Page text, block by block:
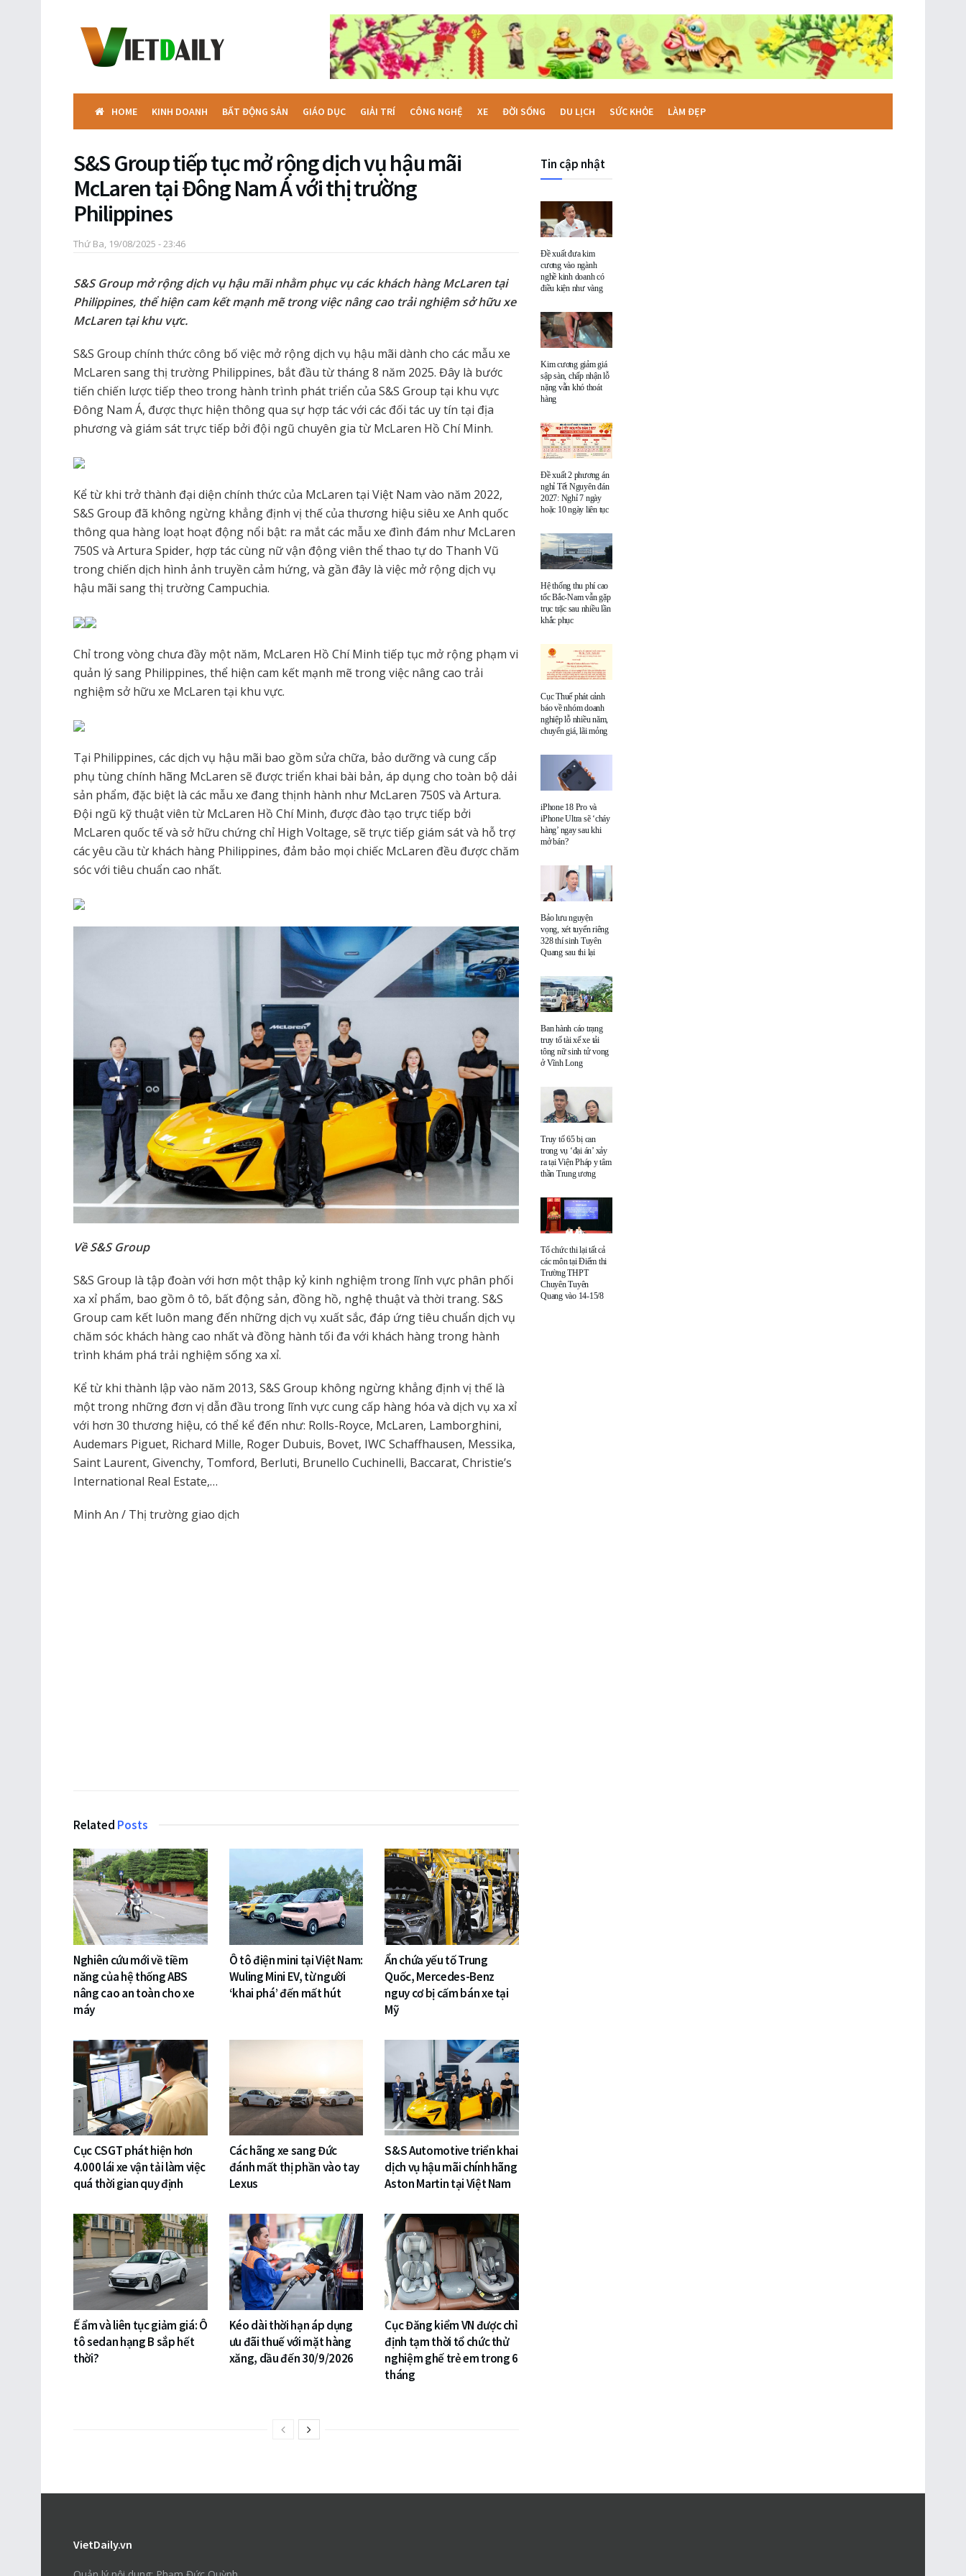
HOME KINH DOANH BẤT ĐỘNG SẢN GIÁO DỤC GIẢI TRÍ CÔNG NGHỆ XE ĐỜI SỐNG DU LỊCH SỨC KHỎE LÀM ĐẸP
S&S Group tiếp tục mở rộng dịch vụ hậu mãi
McLaren tại Đông Nam Á với thị trường
Philippines
Thứ Ba, 19/08/2025 - 23:46
S&S Group mở rộng dịch vụ hậu mãi nhằm phục vụ các khách hàng McLaren tại
Philippines, thể hiện cam kết mạnh mẽ trong việc nâng cao trải nghiệm sở hữu xe
McLaren tại khu vực.
S&S Group chính thức công bố việc mở rộng dịch vụ hậu mãi dành cho các mẫu xe
McLaren sang thị trường Philippines, bắt đầu từ tháng 8 năm 2025. Đây là bước
tiến chiến lược tiếp theo trong hành trình phát triển của S&S Group tại khu vực
Đông Nam Á, được thực hiện thông qua sự hợp tác với các đối tác uy tín tại địa
phương và giám sát trực tiếp bởi đội ngũ chuyên gia từ McLaren Hồ Chí Minh.
Kể từ khi trở thành đại diện chính thức của McLaren tại Việt Nam vào năm 2022,
S&S Group đã không ngừng khẳng định vị thế của thương hiệu siêu xe Anh quốc
thông qua hàng loạt hoạt động nổi bật: ra mắt các mẫu xe đình đám như McLaren
750S và Artura Spider, hợp tác cùng nữ vận động viên thể thao tự do Thanh Vũ
trong chiến dịch hình ảnh truyền cảm hứng, và gần đây là việc mở rộng dịch vụ
hậu mãi sang thị trường Campuchia.
Chỉ trong vòng chưa đầy một năm, McLaren Hồ Chí Minh tiếp tục mở rộng phạm vi
quản lý sang Philippines, thể hiện cam kết mạnh mẽ trong việc nâng cao trải
nghiệm sở hữu xe McLaren tại khu vực.
Tại Philippines, các dịch vụ hậu mãi bao gồm sửa chữa, bảo dưỡng và cung cấp
phụ tùng chính hãng McLaren sẽ được triển khai bài bản, áp dụng cho toàn bộ dải
sản phẩm, đặc biệt là các mẫu xe đang thịnh hành như McLaren 750S và Artura.
Đội ngũ kỹ thuật viên từ McLaren Hồ Chí Minh, được đào tạo trực tiếp bởi
McLaren quốc tế và sở hữu chứng chỉ High Voltage, sẽ trực tiếp giám sát và hỗ trợ
các yêu cầu từ khách hàng Philippines, đảm bảo mọi chiếc McLaren đều được chăm
sóc với tiêu chuẩn cao nhất.
Về S&S Group
S&S Group là tập đoàn với hơn một thập kỷ kinh nghiệm trong lĩnh vực phân phối
xa xỉ phẩm, bao gồm ô tô, bất động sản, đồng hồ, nghệ thuật và thời trang. S&S
Group cam kết luôn mang đến những dịch vụ xuất sắc, đáp ứng tiêu chuẩn dịch vụ
chăm sóc khách hàng cao nhất và đồng hành tối đa với khách hàng trong hành
trình khám phá trải nghiệm sống xa xỉ.
Kể từ khi thành lập vào năm 2013, S&S Group không ngừng khẳng định vị thế là
một trong những đơn vị dẫn đầu trong lĩnh vực cung cấp hàng hóa và dịch vụ xa xỉ
với hơn 30 thương hiệu, có thể kể đến như: Rolls-Royce, McLaren, Lamborghini,
Audemars Piguet, Richard Mille, Roger Dubuis, Bovet, IWC Schaffhausen, Messika,
Saint Laurent, Givenchy, Tomford, Berluti, Brunello Cuchinelli, Baccarat, Christie’s
International Real Estate,…
Minh An / Thị trường giao dịch
Related Posts
Nghiên cứu mới về tiềm
năng của hệ thống ABS
nâng cao an toàn cho xe
máy
Ô tô điện mini tại Việt Nam:
Wuling Mini EV, từ người
‘khai phá’ đến mất hút
Ẩn chứa yếu tố Trung
Quốc, Mercedes-Benz
nguy cơ bị cấm bán xe tại
Mỹ
Cục CSGT phát hiện hơn
4.000 lái xe vận tải làm việc
quá thời gian quy định
Các hãng xe sang Đức
đánh mất thị phần vào tay
Lexus
S&S Automotive triển khai
dịch vụ hậu mãi chính hãng
Aston Martin tại Việt Nam
Ế ẩm và liên tục giảm giá: Ô
tô sedan hạng B sắp hết
thời?
Kéo dài thời hạn áp dụng
ưu đãi thuế với mặt hàng
xăng, dầu đến 30/9/2026
Cục Đăng kiểm VN được chỉ
định tạm thời tổ chức thử
nghiệm ghế trẻ em trong 6
tháng
Tin cập nhật
Đề xuất đưa kim
cương vào ngành
nghề kinh doanh có
điều kiện như vàng
Kim cương giảm giá
sập sàn, chấp nhận lỗ
nặng vẫn khó thoát
hàng
Đề xuất 2 phương án
nghỉ Tết Nguyên đán
2027: Nghỉ 7 ngày
hoặc 10 ngày liên tục
Hệ thống thu phí cao
tốc Bắc-Nam vẫn gặp
trục trặc sau nhiều lần
khắc phục
Cục Thuế phát cảnh
báo về nhóm doanh
nghiệp lỗ nhiều năm,
chuyển giá, lãi mỏng
iPhone 18 Pro và
iPhone Ultra sẽ ‘cháy
hàng’ ngay sau khi
mở bán?
Bảo lưu nguyện
vọng, xét tuyển riêng
328 thí sinh Tuyên
Quang sau thi lại
Ban hành cáo trạng
truy tố tài xế xe tải
tông nữ sinh tử vong
ở Vĩnh Long
Truy tố 65 bị can
trong vụ ‘đại án’ xảy
ra tại Viện Pháp y tâm
thần Trung ương
Tổ chức thi lại tất cả
các môn tại Điểm thi
Trường THPT
Chuyên Tuyên
Quang vào 14-15/8
VietDaily.vn